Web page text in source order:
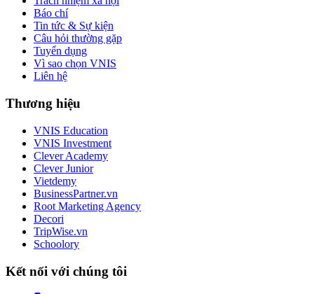
Báo chí
Tin tức & Sự kiện
Câu hỏi thường gặp
Tuyển dụng
Vì sao chọn VNIS
Liên hệ
Thương hiệu
VNIS Education
VNIS Investment
Clever Academy
Clever Junior
Vietdemy
BusinessPartner.vn
Root Marketing Agency
Decori
TripWise.vn
Schoolory
Kết nối với chúng tôi